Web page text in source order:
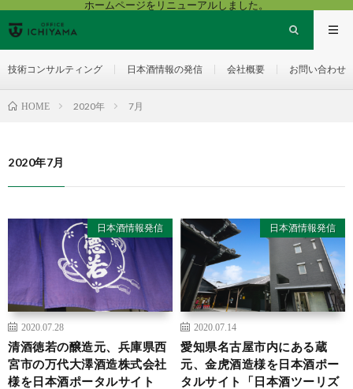
ホームページをリニューアルしました。
技術コンサルティング 日本酒情報の発信 会社概要 お問い合わせ
HOME 2020年 7月
2020年7月
日本酒情報発信
2020.07.28
清酒徳若の醸造元、兵庫県西
宮市の万代大澤酒造株式会社
様を日本酒ポータルサイト
日本酒情報発信
2020.07.14
愛知県名古屋市内にある蔵
元、金虎酒造様を日本酒ポー
タルサイト「日本酒ツーリズ